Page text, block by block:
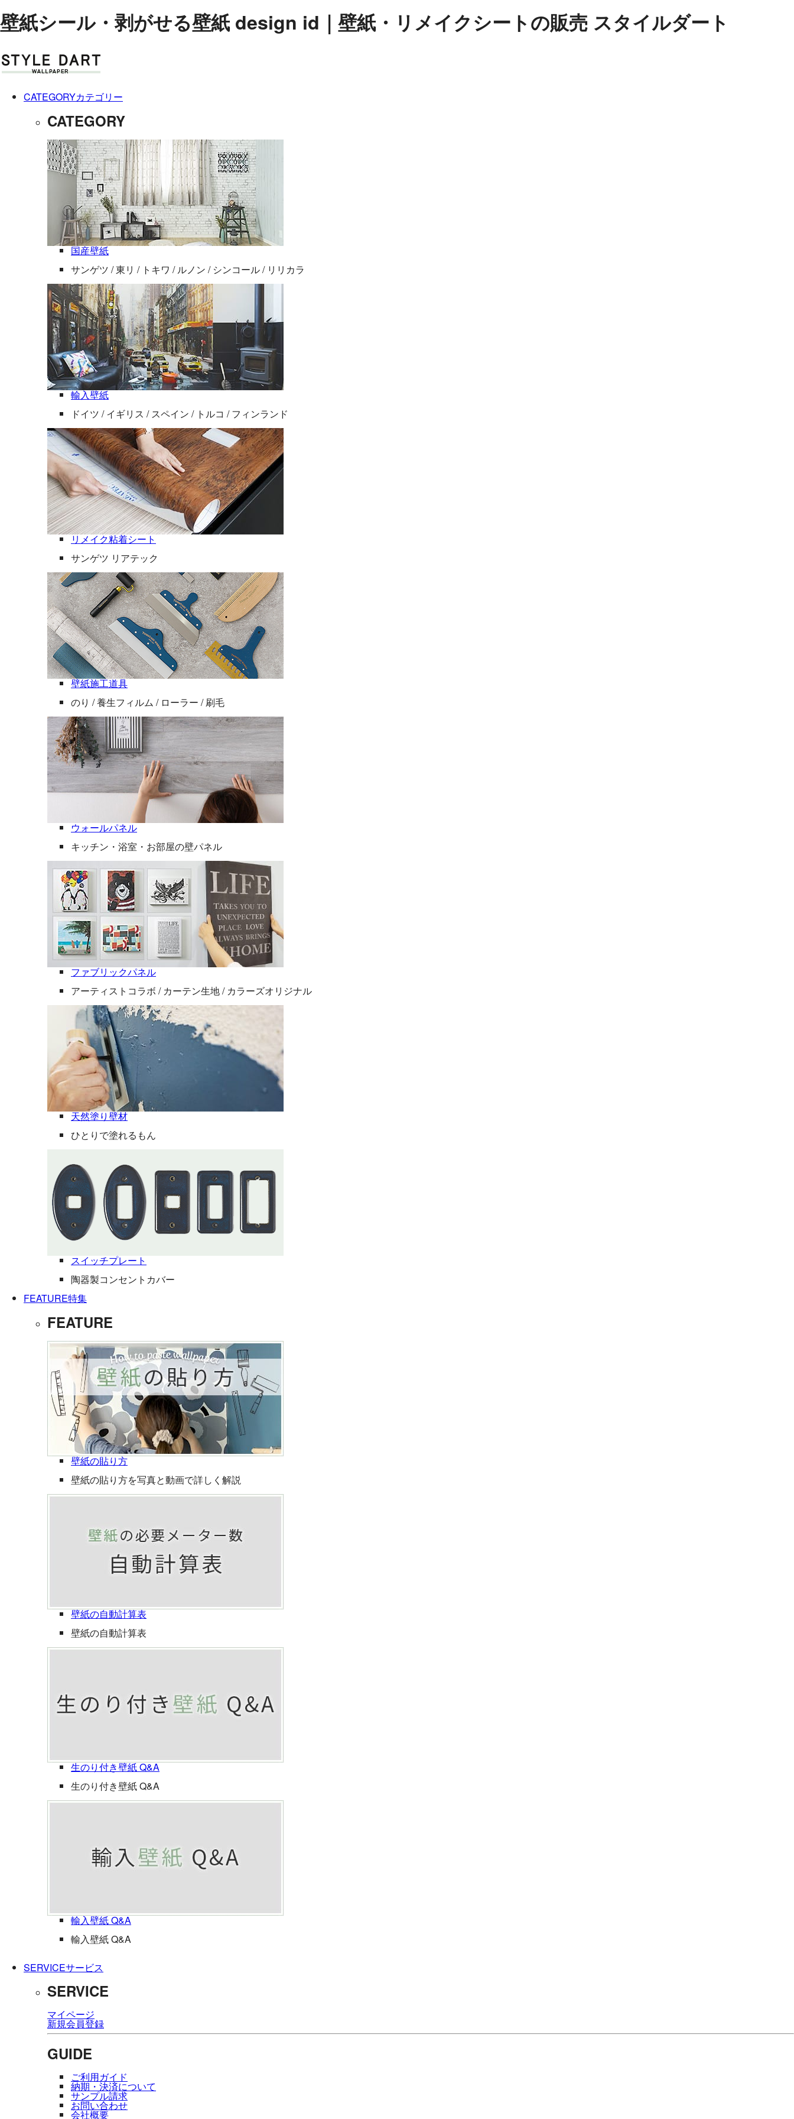
壁紙シール・剥がせる壁紙 design id｜壁紙・リメイクシートの販売 スタイルダート
CATEGORYカテゴリー
CATEGORY
国産壁紙
サンゲツ / 東リ / トキワ / ルノン / シンコール / リリカラ
輸入壁紙
ドイツ / イギリス / スペイン / トルコ / フィンランド
リメイク粘着シート
サンゲツ リアテック
壁紙施工道具
のり / 養生フィルム / ローラー / 刷毛
ウォールパネル
キッチン・浴室・お部屋の壁パネル
ファブリックパネル
アーティストコラボ / カーテン生地 / カラーズオリジナル
天然塗り壁材
ひとりで塗れるもん
スイッチプレート
陶器製コンセントカバー
FEATURE特集
FEATURE
壁紙の貼り方
壁紙の貼り方を写真と動画で詳しく解説
壁紙の自動計算表
壁紙の自動計算表
生のり付き壁紙 Q&A
生のり付き壁紙 Q&A
輸入壁紙 Q&A
輸入壁紙 Q&A
SERVICEサービス
SERVICE
マイページ
新規会員登録
GUIDE
ご利用ガイド
納期・決済について
サンプル請求
お問い合わせ
会社概要